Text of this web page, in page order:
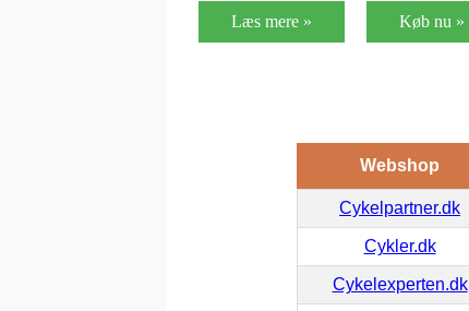
Læs mere » Køb nu »
Webshop
Cykelpartner.dk
Cykler.dk
Cykelexperten.dk